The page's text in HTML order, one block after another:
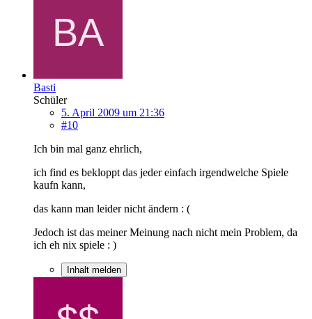
Basti
Schüler
5. April 2009 um 21:36
#10
Ich bin mal ganz ehrlich,
ich find es bekloppt das jeder einfach irgendwelche Spiele
kaufn kann,
das kann man leider nicht ändern : (
Jedoch ist das meiner Meinung nach nicht mein Problem, da
ich eh nix spiele : )
Inhalt melden